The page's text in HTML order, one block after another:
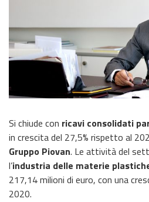
Si chiude con ricavi consolidati
in crescita del 27,5% rispetto al
Gruppo Piovan. Le attività del
l’industria delle materie
217,14 milioni di euro, con una
2020.